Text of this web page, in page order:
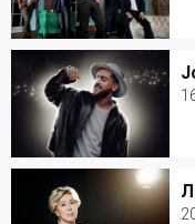
14 Августа 2026
Клуб Шестнадцать
Популярная музыка
16 Августа 2026
Летом
Популярная музыка